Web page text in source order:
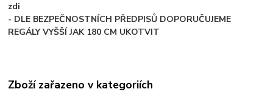
zdi
- DLE BEZPEČNOSTNÍCH PŘEDPISŮ DOPORUČUJEME
REGÁLY VYŠŠÍ JAK 180 CM UKOTVIT
Zboží zařazeno v kategoriích